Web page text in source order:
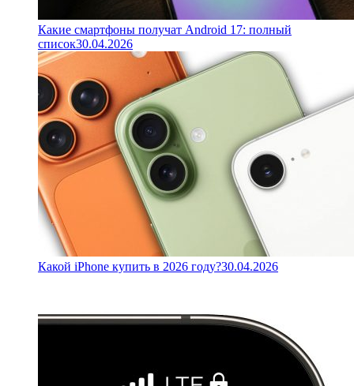
Какие смартфоны получат Android 17: полный
список30.04.2026
Какой iPhone купить в 2026 году?30.04.2026